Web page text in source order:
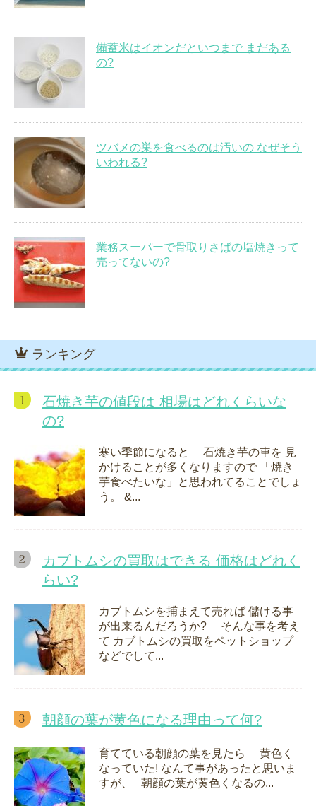
備蓄米はイオンだといつまで まだある
の?
ツバメの巣を食べるのは汚いの なぜそう
いわれる?
業務スーパーで骨取りさばの塩焼きって
売ってないの?
ランキング
石焼き芋の値段は 相場はどれくらいな
の?
寒い季節になると 石焼き芋の車を 見
かけることが多くなりますので 「焼き
芋食べたいな」と思われてることでしょ
う。 &...
カブトムシの買取はできる 価格はどれく
らい?
カブトムシを捕まえて売れば 儲ける事
が出来るんだろうか? そんな事を考え
て カブトムシの買取をペットショップ
などでして...
朝顔の葉が黄色になる理由って何?
育てている朝顔の葉を見たら 黄色く
なっていた! なんて事があったと思いま
すが、 朝顔の葉が黄色くなるの...